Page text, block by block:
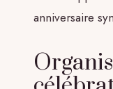
anniversaire